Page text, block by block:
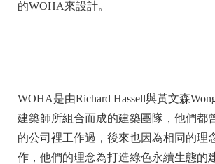
的WOHA來設計。
WOHA是由Richard Hassell與黃文森
建築師所組合而成的建築團隊，他們都
的公司裡工作過，後來也因為相同的理
作，他們的理念為打造綠色永續生態的